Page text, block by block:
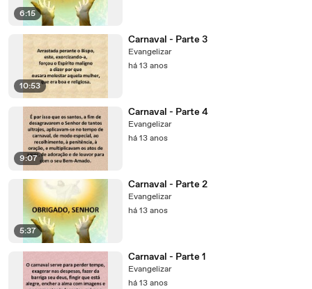
6:15
10:53
Carnaval - Parte 3
Evangelizar
há 13 anos
9:07
Carnaval - Parte 4
Evangelizar
há 13 anos
5:37
Carnaval - Parte 2
Evangelizar
há 13 anos
Carnaval - Parte 1
Evangelizar
há 13 anos